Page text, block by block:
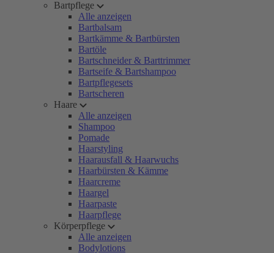
Bartpflege
Alle anzeigen
Bartbalsam
Bartkämme & Bartbürsten
Bartöle
Bartschneider & Barttrimmer
Bartseife & Bartshampoo
Bartpflegesets
Bartscheren
Haare
Alle anzeigen
Shampoo
Pomade
Haarstyling
Haarausfall & Haarwuchs
Haarbürsten & Kämme
Haarcreme
Haargel
Haarpaste
Haarpflege
Körperpflege
Alle anzeigen
Bodylotions